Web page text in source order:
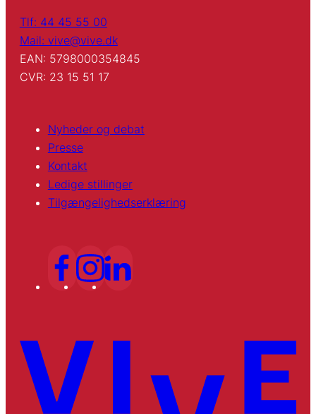
Tlf: 44 45 55 00
Mail: vive@vive.dk
EAN: 5798000354845
CVR: 23 15 51 17
Nyheder og debat
Presse
Kontakt
Ledige stillinger
Tilgængelighedserklæring